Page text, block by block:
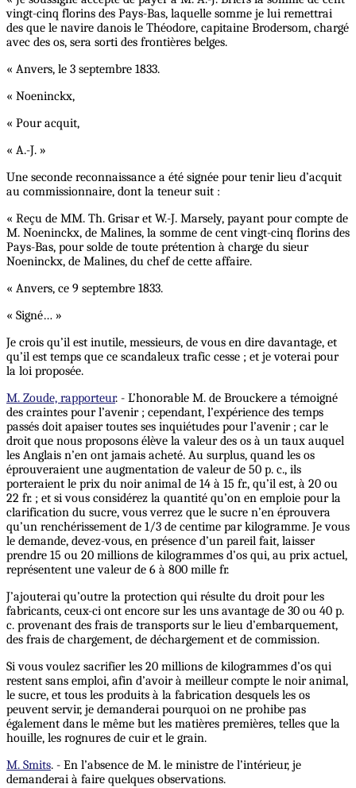
vingt-cinq florins des Pays-Bas, laquelle somme je lui remettrai
des que le navire danois le Théodore, capitaine Brodersom, chargé
avec des os, sera sorti des frontières belges.
« Anvers, le 3 septembre 1833.
« Noeninckx,
« Pour acquit,
« A.-J. »
Une seconde reconnaissance a été signée pour tenir lieu d’acquit
au commissionnaire, dont la teneur suit :
« Reçu de MM. Th. Grisar et W.-J. Marsely, payant pour compte de
M. Noeninckx, de Malines, la somme de cent vingt-cinq florins des
Pays-Bas, pour solde de toute prétention à charge du sieur
Noeninckx, de Malines, du chef de cette affaire.
« Anvers, ce 9 septembre 1833.
« Signé… »
Je crois qu’il est inutile, messieurs, de vous en dire davantage, et
qu’il est temps que ce scandaleux trafic cesse ; et je voterai pour
la loi proposée.
M. Zoude, rapporteur. - L’honorable M. de Brouckere a témoigné
des craintes pour l’avenir ; cependant, l’expérience des temps
passés doit apaiser toutes ses inquiétudes pour l’avenir ; car le
droit que nous proposons élève la valeur des os à un taux auquel
les Anglais n’en ont jamais acheté. Au surplus, quand les os
éprouveraient une augmentation de valeur de 50 p. c., ils
porteraient le prix du noir animal de 14 à 15 fr., qu’il est, à 20 ou
22 fr. ; et si vous considérez la quantité qu’on en emploie pour la
clarification du sucre, vous verrez que le sucre n’en éprouvera
qu’un renchérissement de 1/3 de centime par kilogramme. Je vous
le demande, devez-vous, en présence d’un pareil fait, laisser
prendre 15 ou 20 millions de kilogrammes d’os qui, au prix actuel,
représentent une valeur de 6 à 800 mille fr.
J’ajouterai qu’outre la protection qui résulte du droit pour les
fabricants, ceux-ci ont encore sur les uns avantage de 30 ou 40 p.
c. provenant des frais de transports sur le lieu d’embarquement,
des frais de chargement, de déchargement et de commission.
Si vous voulez sacrifier les 20 millions de kilogrammes d’os qui
restent sans emploi, afin d’avoir à meilleur compte le noir animal,
le sucre, et tous les produits à la fabrication desquels les os
peuvent servir, je demanderai pourquoi on ne prohibe pas
également dans le même but les matières premières, telles que la
houille, les rognures de cuir et le grain.
M. Smits. - En l’absence de M. le ministre de l’intérieur, je
demanderai à faire quelques observations.